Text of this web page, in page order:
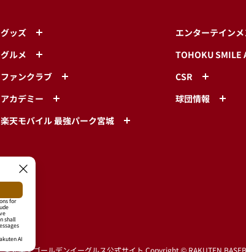
グッズ
グルメ
ファンクラブ
アカデミー
楽天モバイル 最強パーク宮城
エンターテインメ
TOHOKU SMILE
CSR
球団情報
東北楽天ゴールデンイーグルス公式サイト Copyright © RAKUTEN